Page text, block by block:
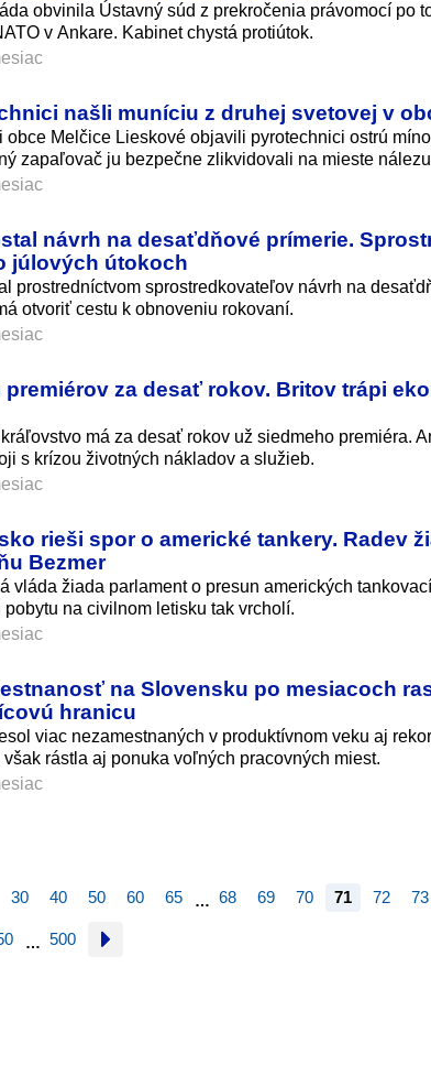
obvinila Ústavný súd z prekročenia právomocí po
v Ankare. Kabinet chystá protiútok.
našli muníciu z druhej svetovej v
obce Melčice Lieskové objavili pyrotechnici ostrú
zapaľovač ju bezpečne zlikvidovali na mieste
návrh na desaťdňové prímerie.
júlových útokoch
prostredníctvom sprostredkovateľov návrh na
otvoriť cestu k obnoveniu rokovaní.
premiérov za desať rokov. Britov trápi
má za desať rokov už siedmeho premiéra.
s krízou životných nákladov a služieb.
rieši spor o americké tankery. Radev
Bezmer
vláda žiada parlament o presun amerických
pobytu na civilnom letisku tak vrcholí.
na Slovensku po mesiacoch
hranicu
viac nezamestnaných v produktívnom veku aj
však rástla aj ponuka voľných pracovných miest.
30 40 50 60 65 … 68 69 70 71 72 73
… 500